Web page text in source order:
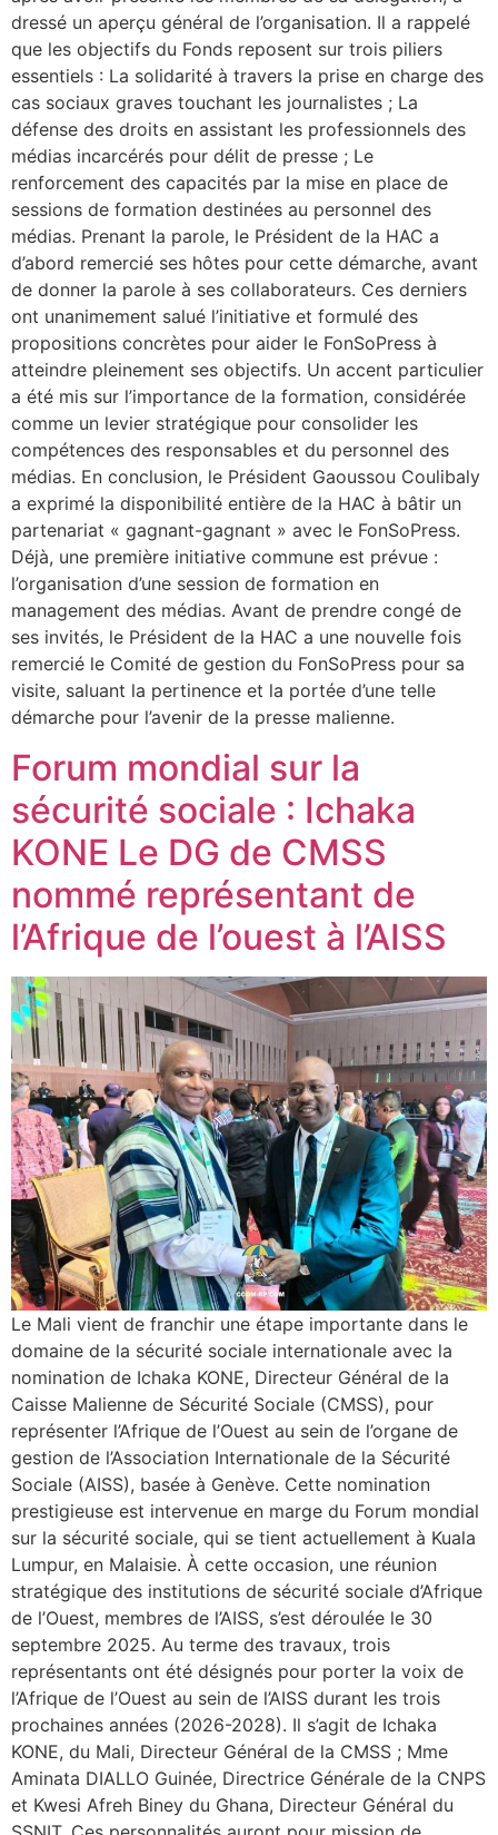
dressé un aperçu général de l’organisation. Il a rappelé
que les objectifs du Fonds reposent sur trois piliers
essentiels : La solidarité à travers la prise en charge des
cas sociaux graves touchant les journalistes ; La
défense des droits en assistant les professionnels des
médias incarcérés pour délit de presse ; Le
renforcement des capacités par la mise en place de
sessions de formation destinées au personnel des
médias. Prenant la parole, le Président de la HAC a
d’abord remercié ses hôtes pour cette démarche, avant
de donner la parole à ses collaborateurs. Ces derniers
ont unanimement salué l’initiative et formulé des
propositions concrètes pour aider le FonSoPress à
atteindre pleinement ses objectifs. Un accent particulier
a été mis sur l’importance de la formation, considérée
comme un levier stratégique pour consolider les
compétences des responsables et du personnel des
médias. En conclusion, le Président Gaoussou Coulibaly
a exprimé la disponibilité entière de la HAC à bâtir un
partenariat « gagnant-gagnant » avec le FonSoPress.
Déjà, une première initiative commune est prévue :
l’organisation d’une session de formation en
management des médias. Avant de prendre congé de
ses invités, le Président de la HAC a une nouvelle fois
remercié le Comité de gestion du FonSoPress pour sa
visite, saluant la pertinence et la portée d’une telle
démarche pour l’avenir de la presse malienne.
Forum mondial sur la
sécurité sociale : Ichaka
KONE Le DG de CMSS
nommé représentant de
l’Afrique de l’ouest à l’AISS
Le Mali vient de franchir une étape importante dans le
domaine de la sécurité sociale internationale avec la
nomination de Ichaka KONE, Directeur Général de la
Caisse Malienne de Sécurité Sociale (CMSS), pour
représenter l’Afrique de l’Ouest au sein de l’organe de
gestion de l’Association Internationale de la Sécurité
Sociale (AISS), basée à Genève. Cette nomination
prestigieuse est intervenue en marge du Forum mondial
sur la sécurité sociale, qui se tient actuellement à Kuala
Lumpur, en Malaisie. À cette occasion, une réunion
stratégique des institutions de sécurité sociale d’Afrique
de l’Ouest, membres de l’AISS, s’est déroulée le 30
septembre 2025. Au terme des travaux, trois
représentants ont été désignés pour porter la voix de
l’Afrique de l’Ouest au sein de l’AISS durant les trois
prochaines années (2026-2028). Il s’agit de Ichaka
KONE, du Mali, Directeur Général de la CMSS ; Mme
Aminata DIALLO Guinée, Directrice Générale de la CNPS
et Kwesi Afreh Biney du Ghana, Directeur Général du